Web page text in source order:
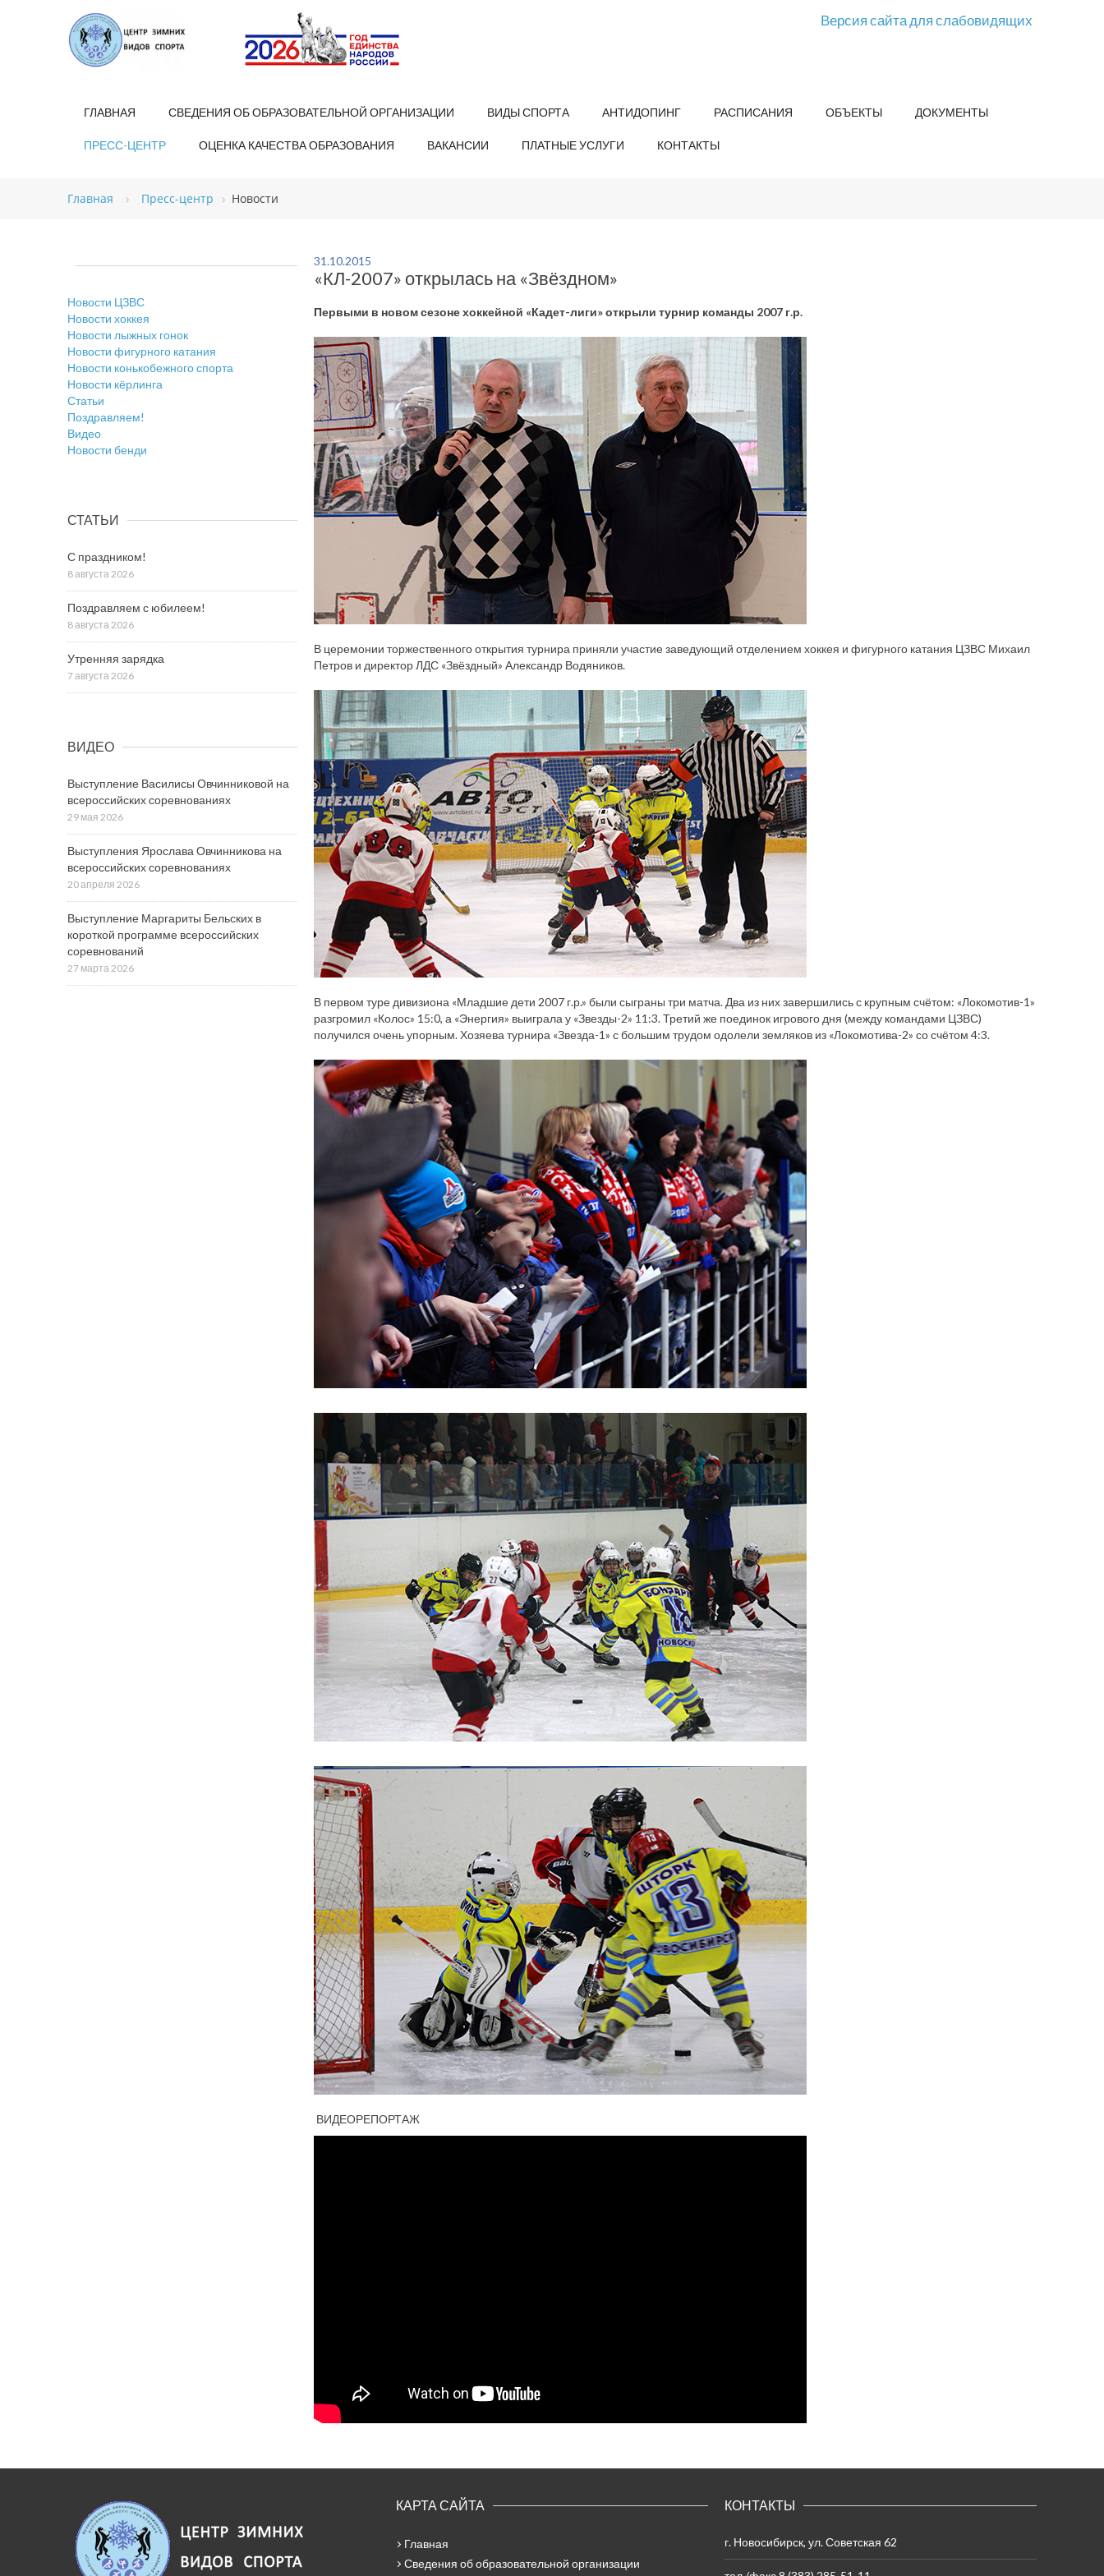
Версия сайта для слабовидящих
ГЛАВНАЯ СВЕДЕНИЯ ОБ ОБРАЗОВАТЕЛЬНОЙ ОРГАНИЗАЦИИ ВИДЫ СПОРТА АНТИДОПИНГ РАСПИСАНИЯ ОБЪЕКТЫ ДОКУМЕНТЫ
ПРЕСС-ЦЕНТР ОЦЕНКА КАЧЕСТВА ОБРАЗОВАНИЯ ВАКАНСИИ ПЛАТНЫЕ УСЛУГИ КОНТАКТЫ
Главная Пресс-центр Новости
31.10.2015
«КЛ-2007» открылась на «Звёздном»
Первыми в новом сезоне хоккейной «Кадет-лиги» открыли турнир команды 2007 г.р.
В церемонии торжественного открытия турнира приняли участие заведующий отделением хоккея и фигурного катания ЦЗВС Михаил
Петров и директор ЛДС «Звёздный» Александр Водяников.
В первом туре дивизиона «Младшие дети 2007 г.р.» были сыграны три матча. Два из них завершились с крупным счётом: «Локомотив-1»
разгромил «Колос» 15:0, а «Энергия» выиграла у «Звезды-2» 11:3. Третий же поединок игрового дня (между командами ЦЗВС)
получился очень упорным. Хозяева турнира «Звезда-1» с большим трудом одолели земляков из «Локомотива-2» со счётом 4:3.
ВИДЕОРЕПОРТАЖ
Новости ЦЗВС
Новости хоккея
Новости лыжных гонок
Новости фигурного катания
Новости конькобежного спорта
Новости кёрлинга
Статьи
Поздравляем!
Видео
Новости бенди
СТАТЬИ
С праздником!
8 августа 2026
Поздравляем с юбилеем!
8 августа 2026
Утренняя зарядка
7 августа 2026
ВИДЕО
Выступление Василисы Овчинниковой на
всероссийских соревнованиях
29 мая 2026
Выступления Ярослава Овчинникова на
всероссийских соревнованиях
20 апреля 2026
Выступление Маргариты Бельских в
короткой программе всероссийских
соревнований
27 марта 2026
КАРТА САЙТА
Главная
Сведения об образовательной организации
КОНТАКТЫ
г. Новосибирск, ул. Советская 62